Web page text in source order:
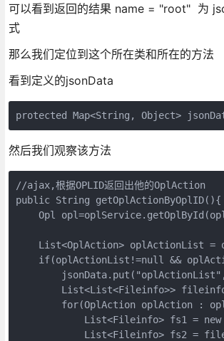
可以看到返回的结果 name = "root" 为
式
那么我们定位到这个所在类和所在的方法
看到定义的jsonData
protected Map<String, Object>
然后我们观察该方法
//ajax,根据OPLID返回出他的OplAction
public String getOplActionByOplID(){
Opl
List<OplAction> oplActionList =
if(oplActionList!=null &&
List<List<Fileinfo>>
for(OplAction oplAction :
List<Fileinfo> fs1 =
List<Fileinfo> fs2 =